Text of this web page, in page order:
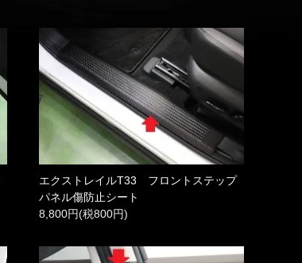
エクストレイルT33 フロントステップ
パネル傷防止シート
8,800円(税800円)